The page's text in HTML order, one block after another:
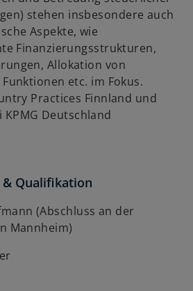
stehen insbesondere auch
Aspekte, wie
Finanzierungsstrukturen,
Allokation von
etc. im Fokus.
Practices Finnland und
KPMG Deutschland
Qualifikation
(Abschluss an der
Mannheim)